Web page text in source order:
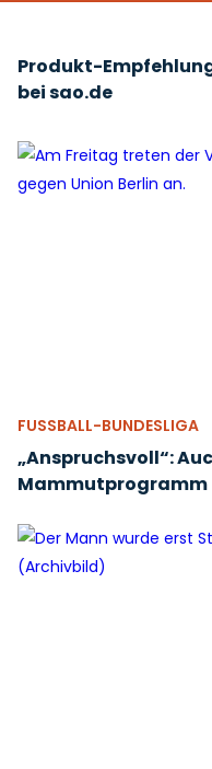
Produkt-
bei sao.de
FUSSBALL-BUNDESLIGA
„Anspruchsvoll“:
Mammutprogramm